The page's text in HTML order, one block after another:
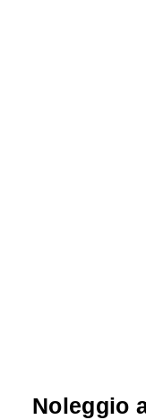
Noleggio